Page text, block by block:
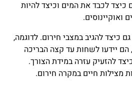
כיצד לכבד את המים וכיצד להיות
ואוקיינוסים.
כיצד להגיב במצבי חירום. לדוגמה,
הם יידעו לשחות עד קצה הבריכה
להזעיק עזרה במידת הצורך.
מצילות חיים במקרה חירום.